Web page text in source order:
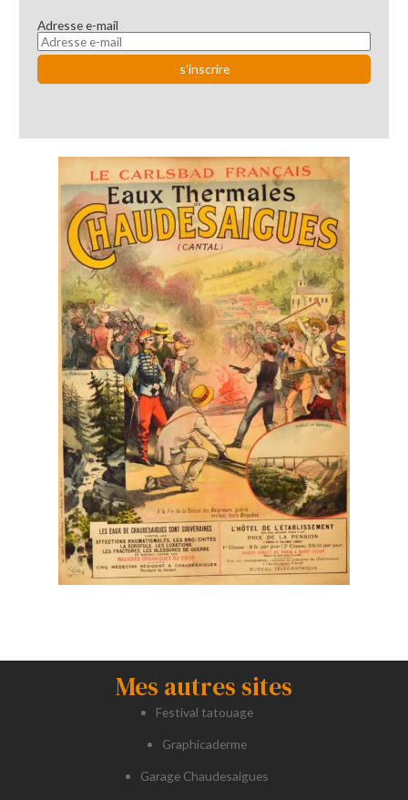
Adresse e-mail
Mes autres sites
Festival tatouage
Graphicaderme
Garage Chaudesaigues